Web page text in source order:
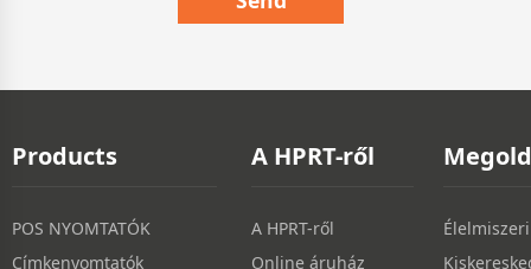
Products
POS NYOMTATÓK
Címkenyomtatók
A HPRT-ről
A HPRT-ről
Online áruház